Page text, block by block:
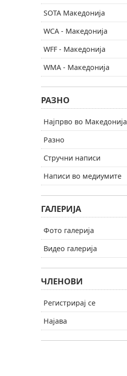
SOTA Македонија
WCA - Македонија
WFF - Македонија
WMA - Македонија
РАЗНО
Најпрво во Македонија
Разно
Стручни написи
Написи во медиумите
ГАЛЕРИЈА
Фото галерија
Видео галерија
ЧЛЕНОВИ
Регистрирај се
Најава